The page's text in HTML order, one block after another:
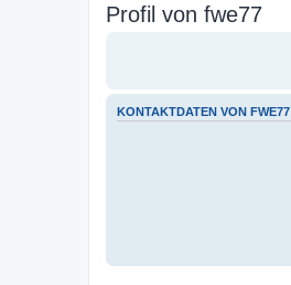
Profil von fwe77
KONTAKTDATEN VON FWE77